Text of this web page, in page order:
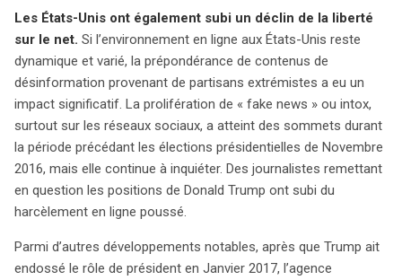
Les États-Unis ont également subi un déclin de la liberté
sur le net. Si l’environnement en ligne aux États-Unis reste
dynamique et varié, la prépondérance de contenus de
désinformation provenant de partisans extrémistes a eu un
impact significatif. La prolifération de « fake news » ou intox,
surtout sur les réseaux sociaux, a atteint des sommets durant
la période précédant les élections présidentielles de Novembre
2016, mais elle continue à inquiéter. Des journalistes remettant
en question les positions de Donald Trump ont subi du
harcèlement en ligne poussé.
Parmi d’autres développements notables, après que Trump ait
endossé le rôle de président en Janvier 2017, l’agence